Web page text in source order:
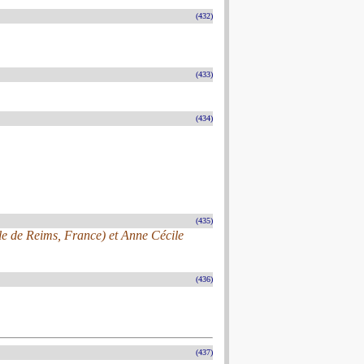
(432)
(433)
(434)
(435)
de Reims, France) et Anne Cécile
(436)
(437)